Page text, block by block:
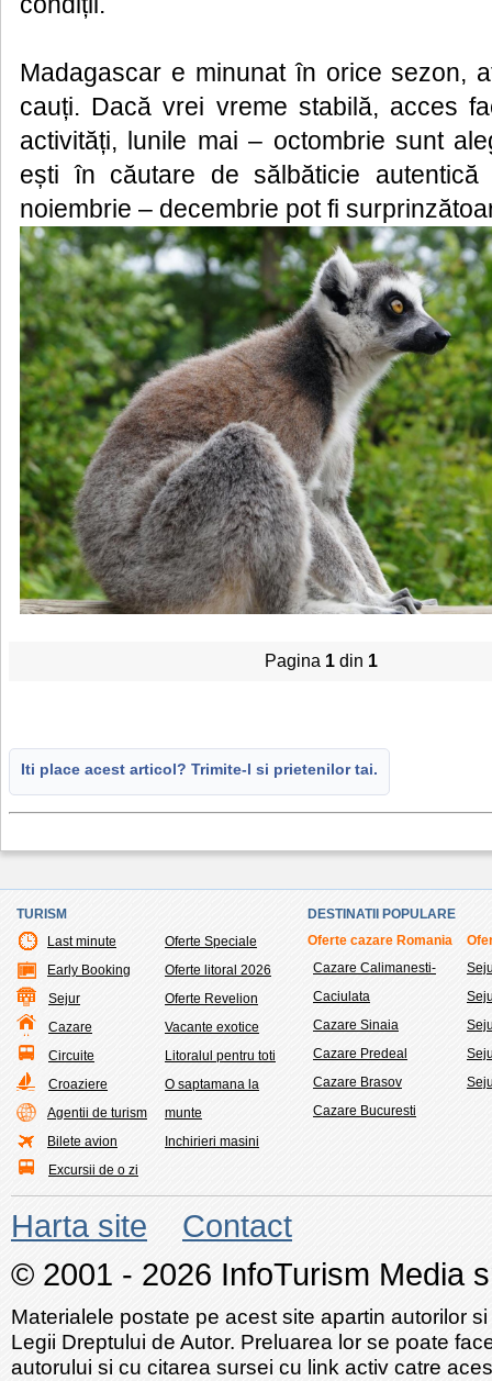
Madagascar e minunat în orice sezon,
cauți. Dacă vrei vreme stabilă, acces
activități, lunile mai – octombrie sunt
ești în căutare de sălbăticie autentică
noiembrie – decembrie pot fi
Pagina 1 din 1
Iti place acest articol? Trimite-l si prietenilor tai.
TURISM
Last minute
Early Booking
Sejur
Cazare
Circuite
Croaziere
Agentii de turism
Bilete avion
Excursii de o zi
Oferte Speciale
Oferte litoral 2026
Oferte Revelion
Vacante exotice
Litoralul pentru toti
O saptamana la
munte
Inchirieri masini
DESTINATII POPULARE
Oferte cazare Romania
Cazare Calimanesti-
Caciulata
Cazare Sinaia
Cazare Predeal
Cazare Brasov
Cazare Bucuresti
Harta site
Contact
© 2001 - 2026 InfoTurism Media
Materialele postate pe acest site apartin autorilor
Legii Dreptului de Autor. Preluarea lor se poate
autorului si cu citarea sursei cu link activ catre